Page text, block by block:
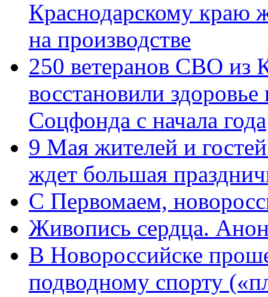
Краснодарскому краю
на производстве
250 ветеранов СВО из
восстановили
Соцфонда с начала года
9 Мая жителей и
ждет большая
C Первомаем,
Живопись сердца.
В Новороссийске
подводному спорту